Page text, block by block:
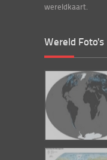
wereldkaart.
Wereld Foto's